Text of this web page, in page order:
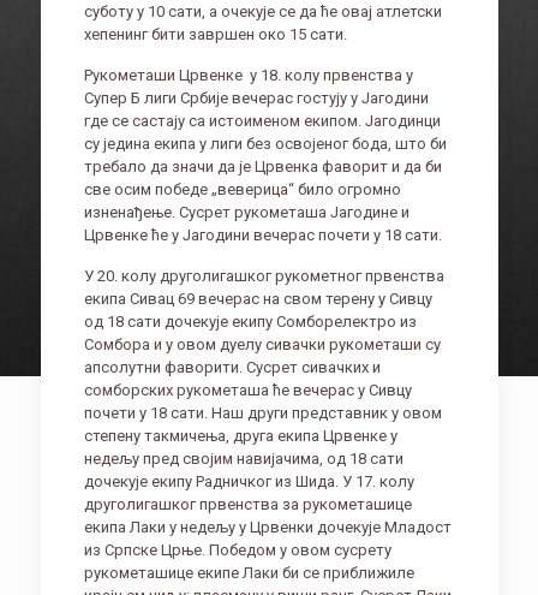
суботу у 10 сати, а очекује се да ће овај атлетски
хепенинг бити завршен око 15 сати.
Рукометаши Црвенке у 18. колу првенства у
Супер Б лиги Србије вечерас гостују у Јагодини
где се састају са истоименом екипом. Јагодинци
су једина екипа у лиги без освојеног бода, што би
требало да значи да је Црвенка фаворит и да би
све осим победе „веверица“ било огромно
изненађење. Сусрет рукометаша Јагодине и
Црвенке ће у Јагодини вечерас почети у 18 сати.
У 20. колу друголигашког рукометног првенства
екипа Сивац 69 вечерас на свом терену у Сивцу
од 18 сати дочекује екипу Сомборелектро из
Сомбора и у овом дуелу сивачки рукометаши су
апсолутни фаворити. Сусрет сивачких и
сомборских рукометаша ће вечерас у Сивцу
почети у 18 сати. Наш други представник у овом
степену такмичења, друга екипа Црвенке у
недељу пред својим навијачима, од 18 сати
дочекује екипу Радничког из Шида. У 17. колу
друголигашког првенства за рукометашице
екипа Лаки у недељу у Црвенки дочекује Младост
из Српске Црње. Победом у овом сусрету
рукометашице екипе Лаки би се приближиле